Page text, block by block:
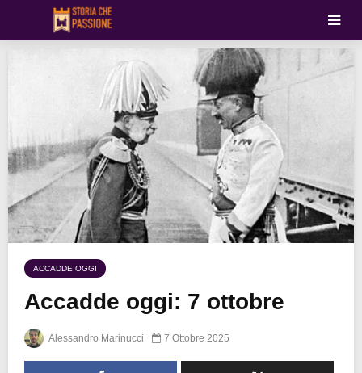
ACCADDE OGGI
Accadde oggi: 7 ottobre
Alessandro Marinucci 7 Ottobre 2025